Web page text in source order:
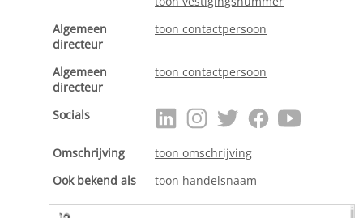
Algemeen
directeur
toon contactpersoon
Algemeen
directeur
toon contactpersoon
Socials
Omschrijving
toon omschrijving
Ook bekend als
toon handelsnaam